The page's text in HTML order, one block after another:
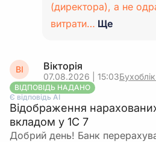
(директора), а не
витрати… Ще
ВІ Вікторія
07.08.2026 | 15:03Бухоблік
ВІДПОВІДЬ НАДАНО
Є відповідь АІ
Відображення нарахованих
вкладом у 1С 7
Добрий день! Банк